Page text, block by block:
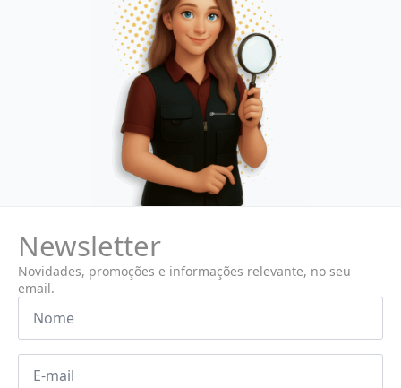
Newsletter
Novidades, promoções e informações relevante, no seu
email.
Nome
Email